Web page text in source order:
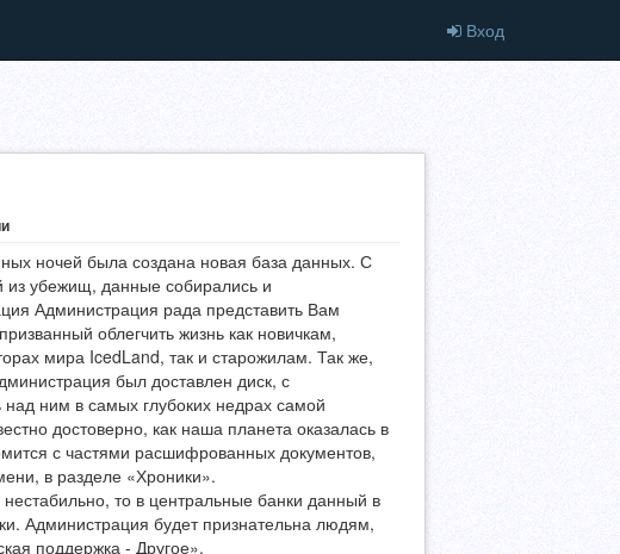
Вход
ночей была создана новая база данных. С
убежищ, данные собирались и
Администрация рада представить Вам
облегчить жизнь как новичкам,
мира IcedLand, так и старожилам. Так же,
был доставлен диск, с
ним в самых глубоких недрах самой
достоверно, как наша планета оказалась в
с частями расшифрованных документов,
в разделе «Хроники».
то в центральные банки данный в
Администрация будет признательна людям,
поддержка - Другое».